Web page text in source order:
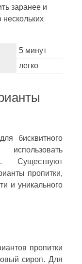
заранее и
нескольких
5 минут
легко
бисквитного
Существуют
пропитки,
и уникального
пропитки
сироп. Для